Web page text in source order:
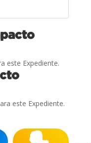
este Expediente.
este Expediente.